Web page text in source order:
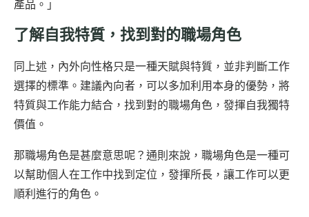
產品。」
了解自我特質，找到對的職場角色
同上述，內外向性格只是一種天賦與特質，並非判斷工作
選擇的標準。建議內向者，可以多加利用本身的優勢，將
特質與工作能力結合，找到對的職場角色，發揮自我獨特
價值。
那職場角色是甚麼意思呢？通則來說，職場角色是一種可
以幫助個人在工作中找到定位，發揮所長，讓工作可以更
順利進行的角色。